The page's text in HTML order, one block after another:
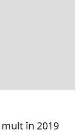
în 2019